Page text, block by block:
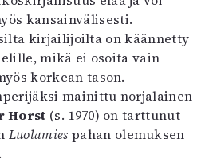
Levyt
kansainvälisesti.
kirjailijoilta on käännetty
mikä ei osoita vain
korkean tason.
mainittu norjalainen
Horst (s. 1970) on tarttunut
Luolamies pahan olemuksen